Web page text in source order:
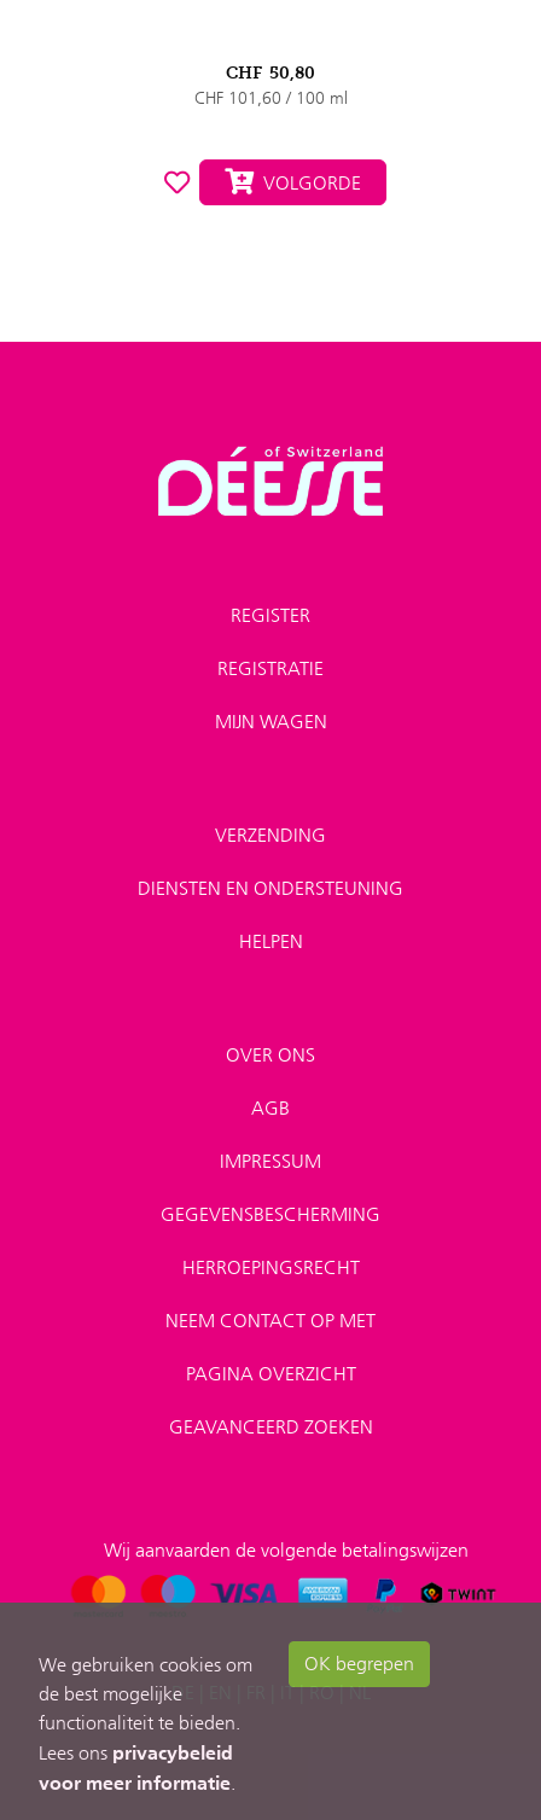
CHF 50,80
CHF 101,60 / 100 ml
VOLGORDE
REGISTER
REGISTRATIE
MIJN WAGEN
VERZENDING
DIENSTEN EN ONDERSTEUNING
HELPEN
OVER ONS
AGB
IMPRESSUM
GEGEVENSBESCHERMING
HERROEPINGSRECHT
NEEM CONTACT OP MET
PAGINA OVERZICHT
GEAVANCEERD ZOEKEN
Wij aanvaarden de volgende betalingswijzen
DE IT|RO|NL
We gebruiken cookies om
de best mogelijke
functionaliteit te bieden.
Lees ons privacybeleid
voor meer informatie.
OK begrepen